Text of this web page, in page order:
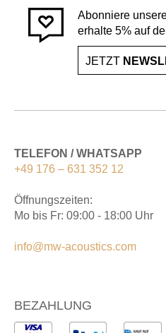
Abonniere
erhalte 5% auf
JETZT
TELEFON / WHATSAPP
+49 176 – 631 352 12
Öffnungszeiten:
Mo bis Fr: 09:00 - 18:00 Uhr
info@mw-acoustics.com
BEZAHLUNG